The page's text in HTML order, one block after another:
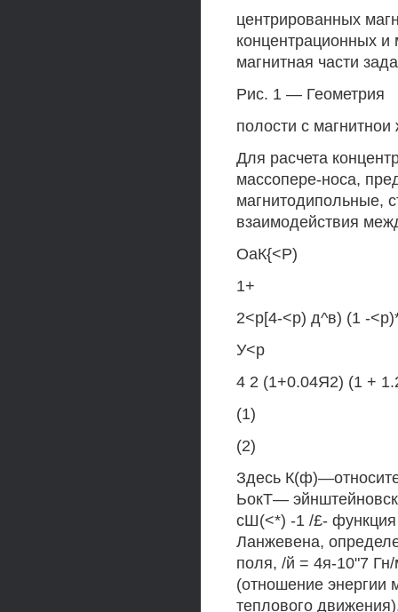
центрированных
концентрационных
магнитная части
Рис. 1 — Геометрия
полости с
Для расчета
массопере-носа,
магнитодипольные,
взаимодействия
ОаК{<Р)
1+
2<р[4-<р) д^в) (1 -
У<р
4 2 (1+0.04Я2) (1 +
(1)
(2)
Здесь
ЬокТ—
сШ(<*) -1 /£-
Ланжевена,
поля, /й = 4я-10"7
(отношение энергии
теплового